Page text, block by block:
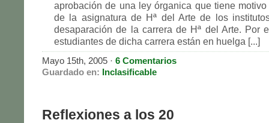
aprobación de una ley órganica que tiene
de la asignatura de Hª del Arte de los
desaparación de la carrera de Hª del Arte. Por
estudiantes de dicha carrera están en huelga [...]
Mayo 15th, 2005 · 6 Comentarios
Guardado en: Inclasificable
Reflexiones a los 20